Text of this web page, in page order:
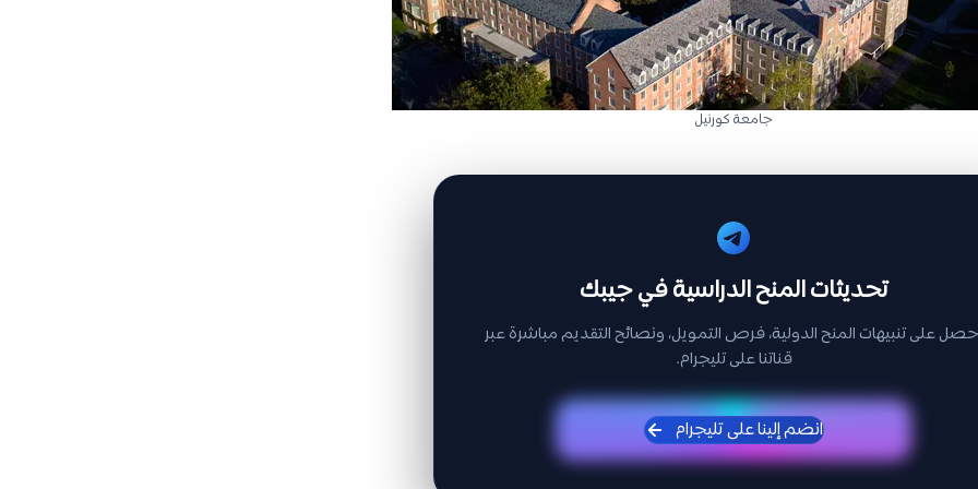
جامعة كورنيل
تحديثات المنح الدراسية في جيبك
على تنبيهات المنح الدولية، فرص التمويل، ونصائح التقديم مباشرة عبر
قناتنا على تليجرام.
انضم إلينا على تليجرام